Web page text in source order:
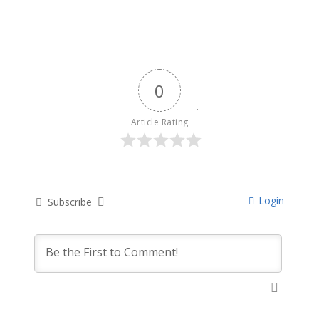
0
Article Rating
Subscribe Login